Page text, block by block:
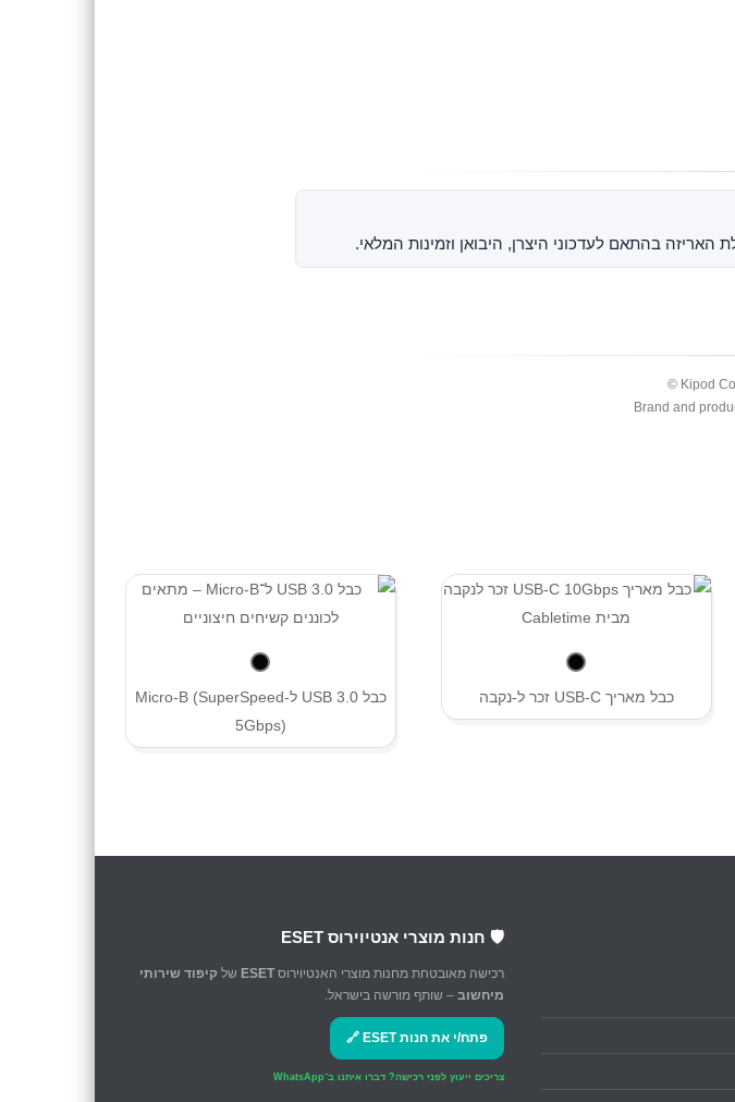
האריזה בהתאם לעדכוני היצרן, היבואן וזמינות המלאי.
Kipod
Brand and
כבל מאריך USB-C זכר ל-נקבה
כבל USB 3.0 ל-Micro-B (SuperSpeed
5Gbps)
🛡️ חנות מוצרי אנטיוירוס ESET
רכישה מאובטחת מחנות מוצרי האנטיוירוסESET של קיפוד שירותי
מיחשוב – שותף מורשה בישראל.
פתח/י את חנות ESET 🔗
צריכים ייעוץ לפני רכישה?דברו איתנו ב־WhatsApp